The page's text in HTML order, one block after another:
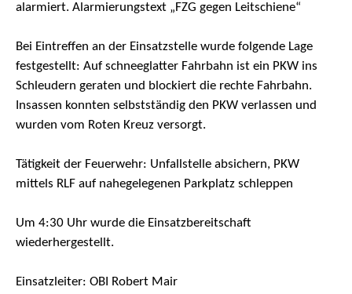
alarmiert. Alarmierungstext „FZG gegen Leitschiene“
Bei Eintreffen an der Einsatzstelle wurde folgende Lage
festgestellt: Auf schneeglatter Fahrbahn ist ein PKW ins
Schleudern geraten und blockiert die rechte Fahrbahn.
Insassen konnten selbstständig den PKW verlassen und
wurden vom Roten Kreuz versorgt.
Tätigkeit der Feuerwehr: Unfallstelle absichern, PKW
mittels RLF auf nahegelegenen Parkplatz schleppen
Um 4:30 Uhr wurde die Einsatzbereitschaft
wiederhergestellt.
Einsatzleiter: OBI Robert Mair